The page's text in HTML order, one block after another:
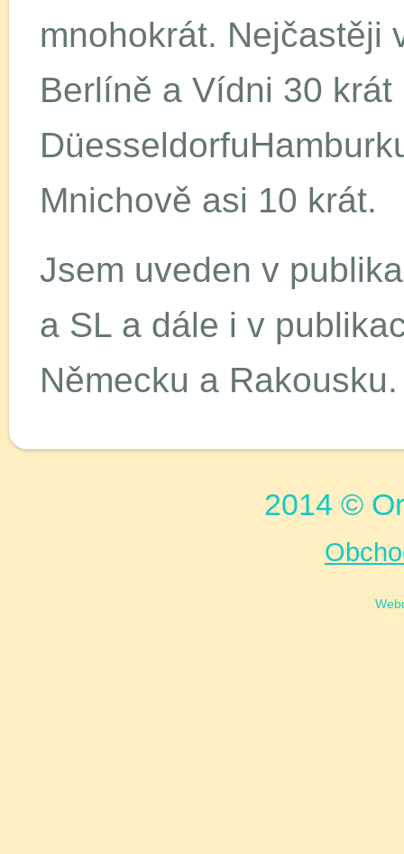
mnohokrát. Nejčastěji
Berlíně a Vídni 30
Mnichově asi 10 krát.
Jsem uveden v
a SL a dále i v
Německu a
2014 ©